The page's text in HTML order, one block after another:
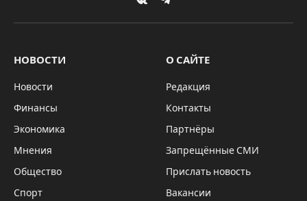
VKontakteTelegram
НОВОСТИ
Новости
Финансы
Экономика
Мнения
Общество
Спорт
О САЙТЕ
Редакция
Контакты
Партнёры
Запрещённые СМИ
Прислать новость
Вакансии